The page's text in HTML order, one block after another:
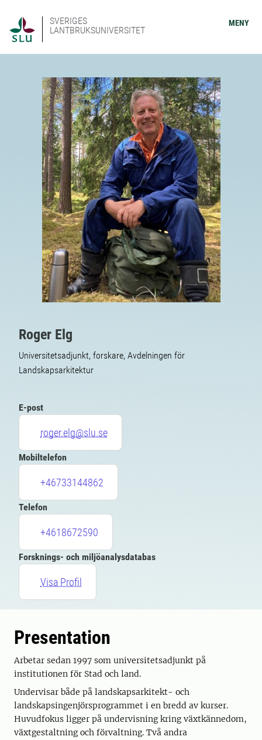
SVERIGES
LANTBRUKSUNIVERSITET
MENY
Roger Elg
Universitetsadjunkt, forskare, Avdelningen för
Landskapsarkitektur
E-post
roger.elg@slu.se
Mobiltelefon
+46733144862
Telefon
+4618672590
Forsknings- och miljöanalysdatabas
Visa Profil
Presentation
Arbetar sedan 1997 som universitetsadjunkt på
institutionen för Stad och land.
Undervisar både på landskapsarkitekt- och
landskapsingenjörsprogrammet i en bredd av kurser.
Huvudfokus ligger på undervisning kring växtkännedom,
växtgestaltning och förvaltning. Två andra